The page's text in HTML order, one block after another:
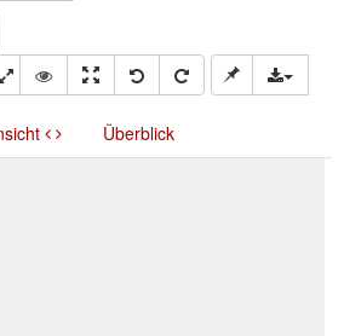
Überblick